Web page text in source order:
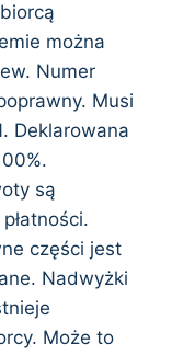
można
Numer
Musi
Deklarowana
są
części jest
Nadwyżki
Może to